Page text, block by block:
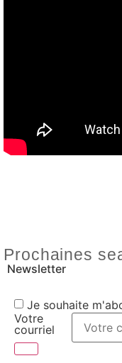
Prochaines
Newsletter
Je souhaite
Votre
courriel